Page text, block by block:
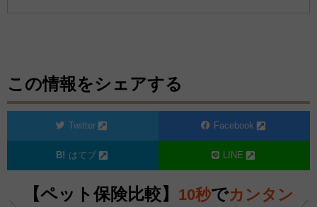
この情報をシェアする
Twitter Facebook
はてブ LINE
【ペット保険比較】 10秒でカンタン